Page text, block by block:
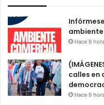
Hace 9
calles en
Hace 9